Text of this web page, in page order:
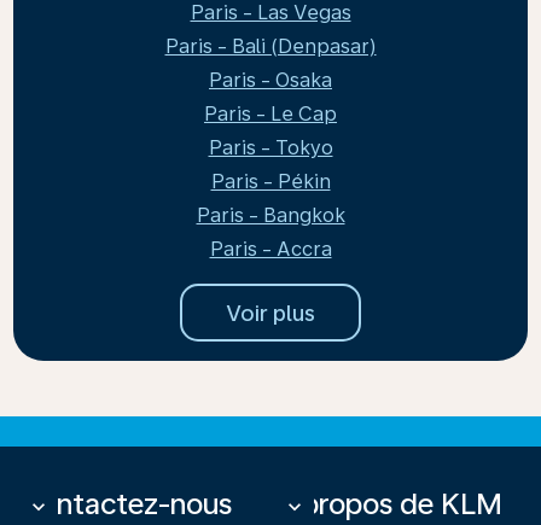
Paris - Las Vegas
Paris - Bali (Denpasar)
Paris - Osaka
Paris - Le Cap
Paris - Tokyo
Paris - Pékin
Paris - Bangkok
Paris - Accra
Voir plus
Contactez-nous
keyboard_arrow_down À propos de KLM
keyboard_arrow_down